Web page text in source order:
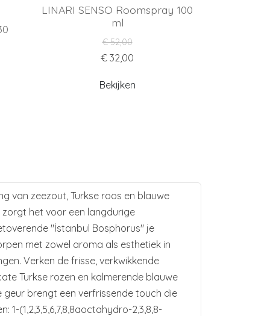
LINARI SENSO Roomspray 100
ml
€ 52,00
€ 32,00
Bekijken
van zeezout, Turkse roos en blauwe
het voor een langdurige
"İstanbul Bosphorus" je
met zowel aroma als esthetiek in
Verken de frisse, verkwikkende
Turkse rozen en kalmerende blauwe
geur brengt een verfrissende touch die
(1,2,3,5,6,7,8,8aoctahydro-2,3,8,8-